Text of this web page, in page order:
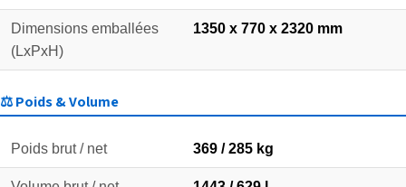
Dimensions emballées
(LxPxH)
1350 x 770 x 2320 mm
⚖️ Poids & Volume
Poids brut / net 369 / 285 kg